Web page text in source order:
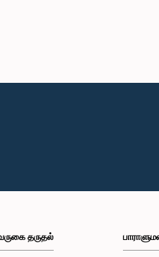
தருதல்